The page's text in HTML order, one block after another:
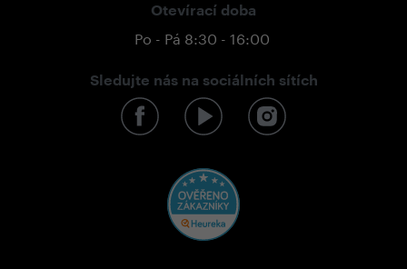
Otevírací doba
Po - Pá 8:30 - 16:00
Sledujte nás na sociálních sítích